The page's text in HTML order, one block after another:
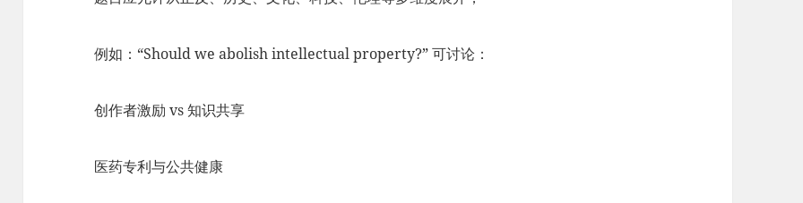
例如：“Should we abolish intellectual property?” 可讨论：
创作者激励 vs 知识共享
医药专利与公共健康